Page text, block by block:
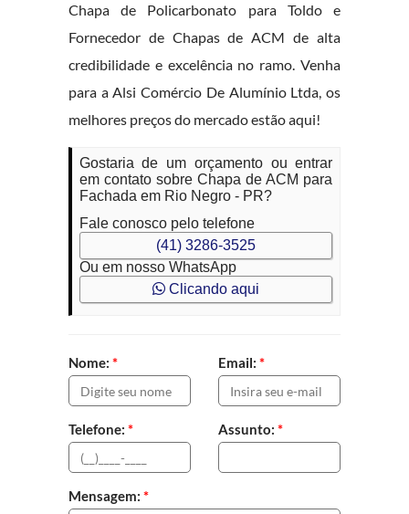
Chapa de Policarbonato para Toldo e
Fornecedor de Chapas de ACM de alta
credibilidade e excelência no ramo. Venha
para a Alsi Comércio De Alumínio Ltda, os
melhores preços do mercado estão aqui!
Gostaria de um orçamento ou entrar
em contato sobre Chapa de ACM para
Fachada em Rio Negro - PR?
Fale conosco pelo telefone
(41) 3286-3525
Ou em nosso WhatsApp
Clicando aqui
Nome: * Email: *
Telefone: * Assunto: *
Mensagem: *